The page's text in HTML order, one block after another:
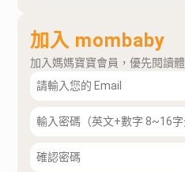
加入 mombaby
加入媽媽寶寶會員，優先閱讀